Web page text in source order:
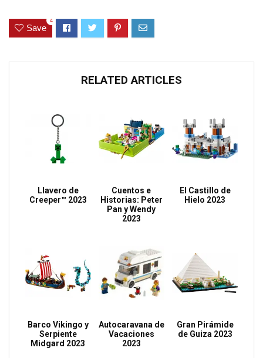
Save
4
RELATED ARTICLES
Llavero de
Creeper™ 2023
Cuentos e
Historias: Peter
Pan y Wendy
2023
El Castillo de
Hielo 2023
Barco Vikingo y
Serpiente
Midgard 2023
Autocaravana de
Vacaciones
2023
Gran Pirámide
de Guiza 2023